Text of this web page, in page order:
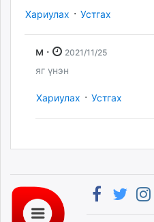
Хариулах · Устгах
м · 2021/11/25
яг үнэн
Хариулах · Устгах